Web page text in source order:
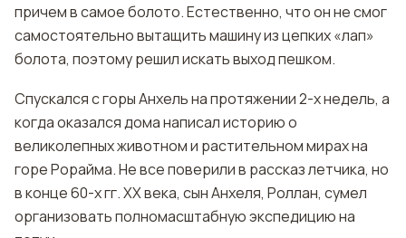
причем в самое болото. Естественно, что он не смог
самостоятельно вытащить машину из цепких «лап»
болота, поэтому решил искать выход пешком.
Спускался с горы Анхель на протяжении 2-х недель, а
когда оказался дома написал историю о
великолепных животном и растительном мирах на
горе Рорайма. Не все поверили в рассказ летчика, но
в конце 60-х гг. XX века, сын Анхеля, Роллан, сумел
организовать полномасштабную экспедицию на